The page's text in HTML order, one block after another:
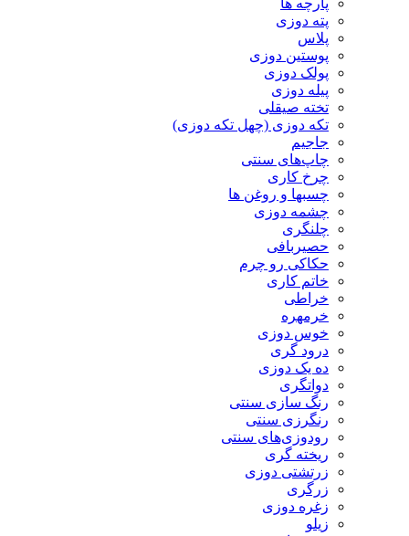
پارچه ها
پته دوزی
پلاس
پوستین دوزی
پولک دوزی
پیله دوزی
تخته صیقلی
تکه دوزی (چهل تکه دوزی)
جاجیم
چاپ‌های سنتی
چرخ کاری
چسبها و روغن ها
چشمه دوزی
چلنگری
حصیربافی
حکاکی رو چرم
خاتم کاری
خراطی
خرمهره
خوس دوزی
درود گری
ده یک دوزی
دواتگری
رنگ سازی سنتی
رنگرزی سنتی
رودوزی‌های سنتی
ریخته گری
زرتشتی دوزی
زرگری
زغره دوزی
زیلو